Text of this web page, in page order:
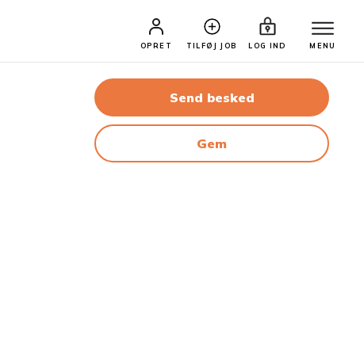
OPRET TILFØJ JOB LOG IND MENU
Send besked
Gem